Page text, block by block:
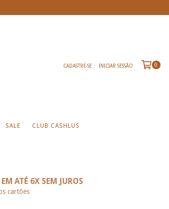
CADASTRE-SE INICIAR SESSÃO 0
SALE CLUB CASHLUS
EM ATÉ 6X SEM JUROS
cartões